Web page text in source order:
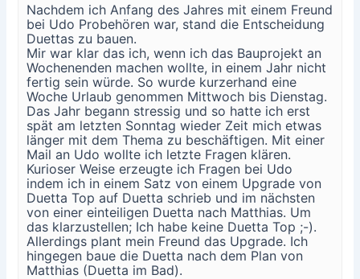
Nachdem ich Anfang des Jahres mit einem Freund
bei Udo Probehören war, stand die Entscheidung
Duettas zu bauen.
Mir war klar das ich, wenn ich das Bauprojekt an
Wochenenden machen wollte, in einem Jahr nicht
fertig sein würde. So wurde kurzerhand eine
Woche Urlaub genommen Mittwoch bis Dienstag.
Das Jahr begann stressig und so hatte ich erst
spät am letzten Sonntag wieder Zeit mich etwas
länger mit dem Thema zu beschäftigen. Mit einer
Mail an Udo wollte ich letzte Fragen klären.
Kurioser Weise erzeugte ich Fragen bei Udo
indem ich in einem Satz von einem Upgrade von
Duetta Top auf Duetta schrieb und im nächsten
von einer einteiligen Duetta nach Matthias. Um
das klarzustellen; Ich habe keine Duetta Top ;-).
Allerdings plant mein Freund das Upgrade. Ich
hingegen baue die Duetta nach dem Plan von
Matthias (Duetta im Bad).